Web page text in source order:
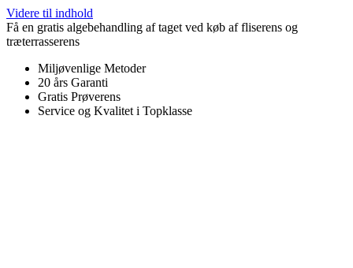
Videre til indhold
Få en gratis algebehandling af taget ved køb af fliserens og
træterrasserens
Miljøvenlige Metoder
20 års Garanti
Gratis Prøverens
Service og Kvalitet i Topklasse